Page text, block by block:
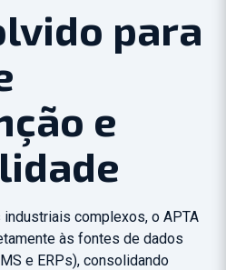
para
e
complexos, o APTA
às fontes de dados
e ERPs), consolidando